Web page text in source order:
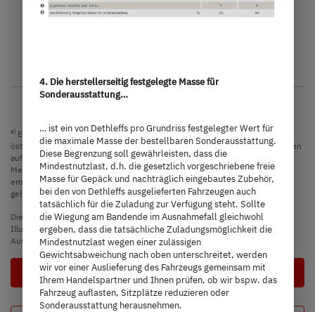
a) Es handelt sich um eine unverbindliche Preisempfehlung, die auf den
österreichischen Verkaufspreisen basiert. Preise in anderen Ländern können
aufgrund der Währungsumrechnung und der länderspezifischen
Mehrwertsteuer, Gebühren und Einfuhrzölle abweichen. Daher wird
empfohlen, einen örtlichen Händler nach den für das jeweilige Land
geltenden Preisen zu fragen, um den aktuellsten Stand zu erfahren.
Die in diesem Fahrzeugkonfigurator dargestellten Bilder dienen lediglich
Illustrationszwecken. Sie können von anderen Modellen oder
Ausstattungsvarianten stammen und abweichen.
Nächster Schritt
4. Die herstellerseitig festgelegte Masse für
Sonderausstattung…
… ist ein von Dethleffs pro Grundriss festgelegter Wert für
die maximale Masse der bestellbaren Sonderausstattung.
Diese Begrenzung soll gewährleisten, dass die
Mindestnutzlast, d.h. die gesetzlich vorgeschriebene freie
Masse für Gepäck und nachträglich eingebautes Zubehör,
bei den von Dethleffs ausgelieferten Fahrzeugen auch
tatsächlich für die Zuladung zur Verfügung steht. Sollte
die Wiegung am Bandende im Ausnahmefall gleichwohl
ergeben, dass die tatsächliche Zuladungsmöglichkeit die
Mindestnutzlast wegen einer zulässigen
Gewichtsabweichung nach oben unterschreitet, werden
wir vor einer Auslieferung des Fahrzeugs gemeinsam mit
Ihrem Handelspartner und Ihnen prüfen, ob wir bspw. das
Fahrzeug auflasten, Sitzplätze reduzieren oder
Sonderausstattung herausnehmen.